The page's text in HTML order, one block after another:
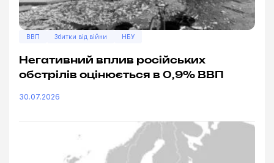
ВВП Збитки від війни НБУ
Негативний вплив російських
обстрілів оцінюється в 0,9% ВВП
30.07.2026